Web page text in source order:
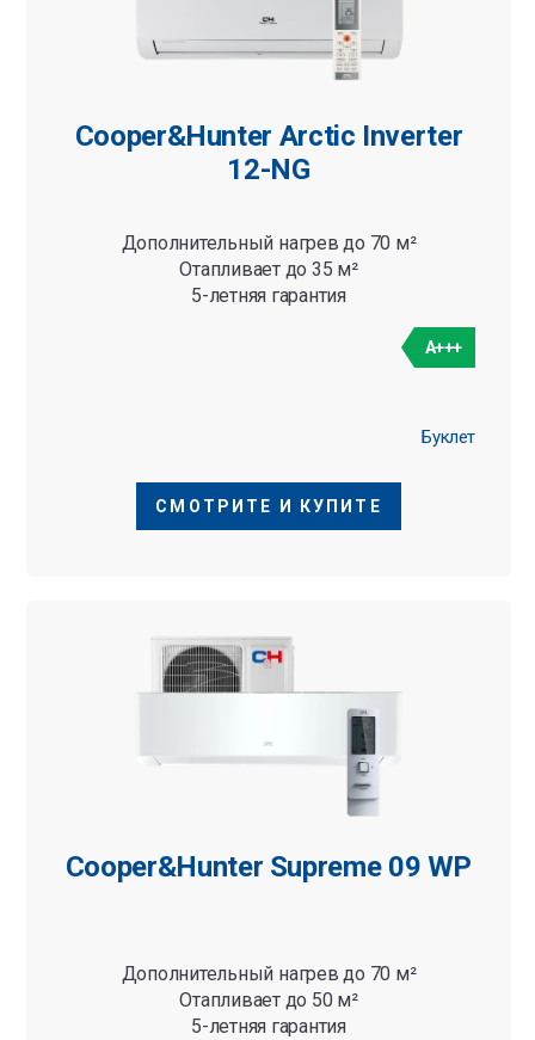
Cooper&Hunter Arctic Inverter
12-NG
Дополнительный нагрев до 70 м²
Отапливает до 35 м²
5-летняя гарантия
A+++
Буклет
СМОТРИТЕ И КУПИТЕ
Cooper&Hunter Supreme 09 WP
Дополнительный нагрев до 70 м²
Отапливает до 50 м²
5-летняя гарантия